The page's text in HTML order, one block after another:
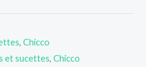
, Chicco
et sucettes, Chicco